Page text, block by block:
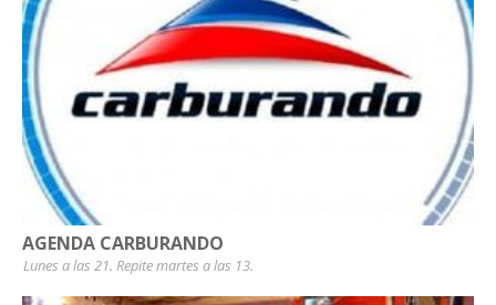
AGENDA CARBURANDO
Lunes a las 21. Repite martes a las 13.